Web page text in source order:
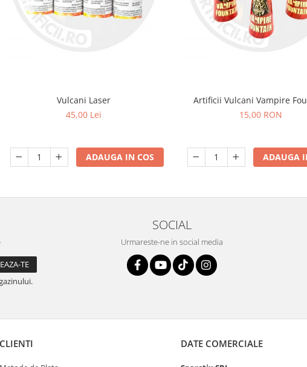
Vulcani Laser
45,00 Lei
ADAUGA IN COS
Artificii Vulcani Vampire
15,00 RON
ADAUGA
SOCIAL
Urmareste-ne in social media
CLIENTI DATE COMERCIALE